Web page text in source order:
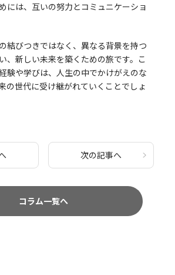
には、互いの努力とコミュニケーショ
結びつきではなく、異なる背景を持つ
、新しい未来を築くための旅です。こ
験や学びは、人生の中でかけがえのな
の世代に受け継がれていくことでしょ
次の記事へ
コラム一覧へ